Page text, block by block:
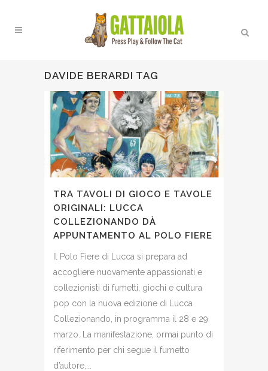
DAVIDE BERARDI TAG
TRA TAVOLI DI GIOCO E TAVOLE
ORIGINALI: LUCCA
COLLEZIONANDO DÀ
APPUNTAMENTO AL POLO FIERE
Il Polo Fiere di Lucca si prepara ad
accogliere nuovamente appassionati e
collezionisti di fumetti, giochi e cultura
pop con la nuova edizione di Lucca
Collezionando, in programma il 28 e 29
marzo. La manifestazione, ormai punto di
riferimento per chi segue il fumetto
d’autore,...